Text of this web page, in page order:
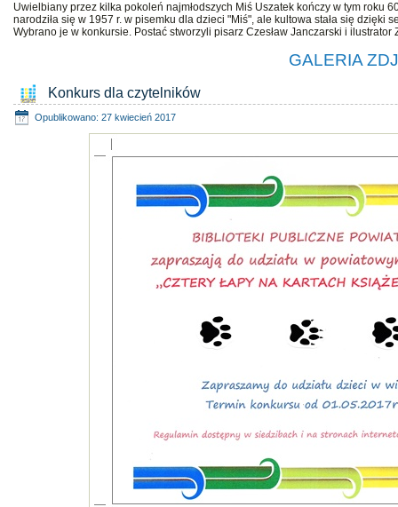
Uwielbiany przez kilka pokoleń najmłodszych Miś Uszatek kończy w tym roku
narodziła się w 1957 r. w pisemku dla dzieci "Miś", ale kultowa stała się dzięki
Wybrano je w konkursie. Postać stworzyli pisarz Czesław Janczarski i ilustrator
GALERIA
Konkurs dla czytelników
Opublikowano: 27 kwiecień 2017